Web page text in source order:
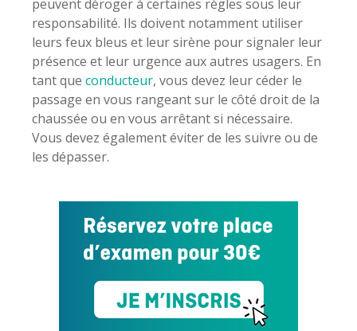
peuvent déroger à certaines règles sous leur
responsabilité. Ils doivent notamment utiliser
leurs feux bleus et leur sirène pour signaler leur
présence et leur urgence aux autres usagers. En
tant queconducteur, vous devez leur céder le
passage en vous rangeant sur le côté droit de la
chaussée ou en vous arrêtant si nécessaire.
Vous devez également éviter de les suivre ou de
les dépasser.